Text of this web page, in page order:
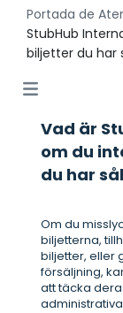
Portada de
StubHub
biljetter du har
Vad är
om du
du har
Om du
biljetterna,
biljetter, eller
försäljning,
att täcka